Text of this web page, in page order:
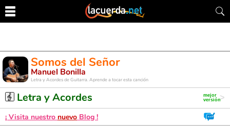
Somos del Señor
Manuel Bonilla
Letra y Acordes de Guitarra. Aprende a tocar esta canción
Letra y Acordes
¡ Visita nuestro nuevo Blog !